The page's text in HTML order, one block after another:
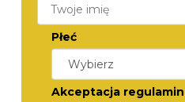
Płeć
Akceptacja